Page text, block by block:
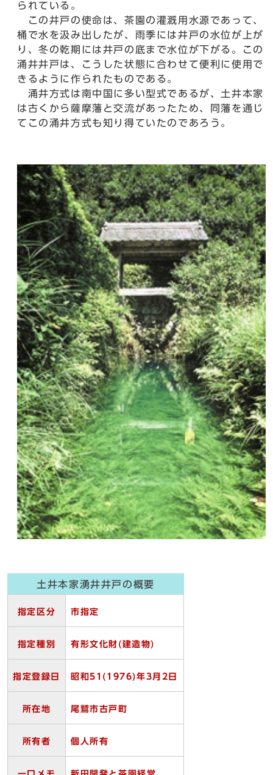
られている。
この井戸の使命は、茶園の灌漑用水源であって、
桶で水を汲み出したが、雨季には井戸の水位が上が
り、冬の乾期には井戸の底まで水位が下がる。この
涌井井戸は、こうした状態に合わせて便利に使用で
きるように作られたものである。
涌井方式は南中国に多い型式であるが、土井本家
は古くから薩摩藩と交流があったため、同藩を通じ
てこの涌井方式も知り得ていたのであろう。
土井本家湧井井戸の概要
指定区分 市指定
指定種別 有形文化財(建造物)
指定登録日 昭和51(1976)年3月2 日
所在地 尾鷲市古戸町
所有者 個人所有